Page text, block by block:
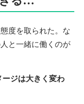
度を取られた。な
と一緒に働くのが
ジは大きく変わ